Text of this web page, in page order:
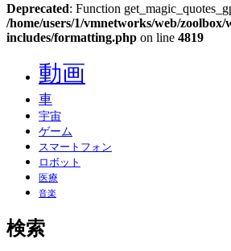
Deprecated: Function
/home/users/1/vmnetworks/web/zoolbox/
includes/formatting.php on line 4819
動画
車
宇宙
ゲーム
スマートフォン
ロボット
医療
音楽
検索